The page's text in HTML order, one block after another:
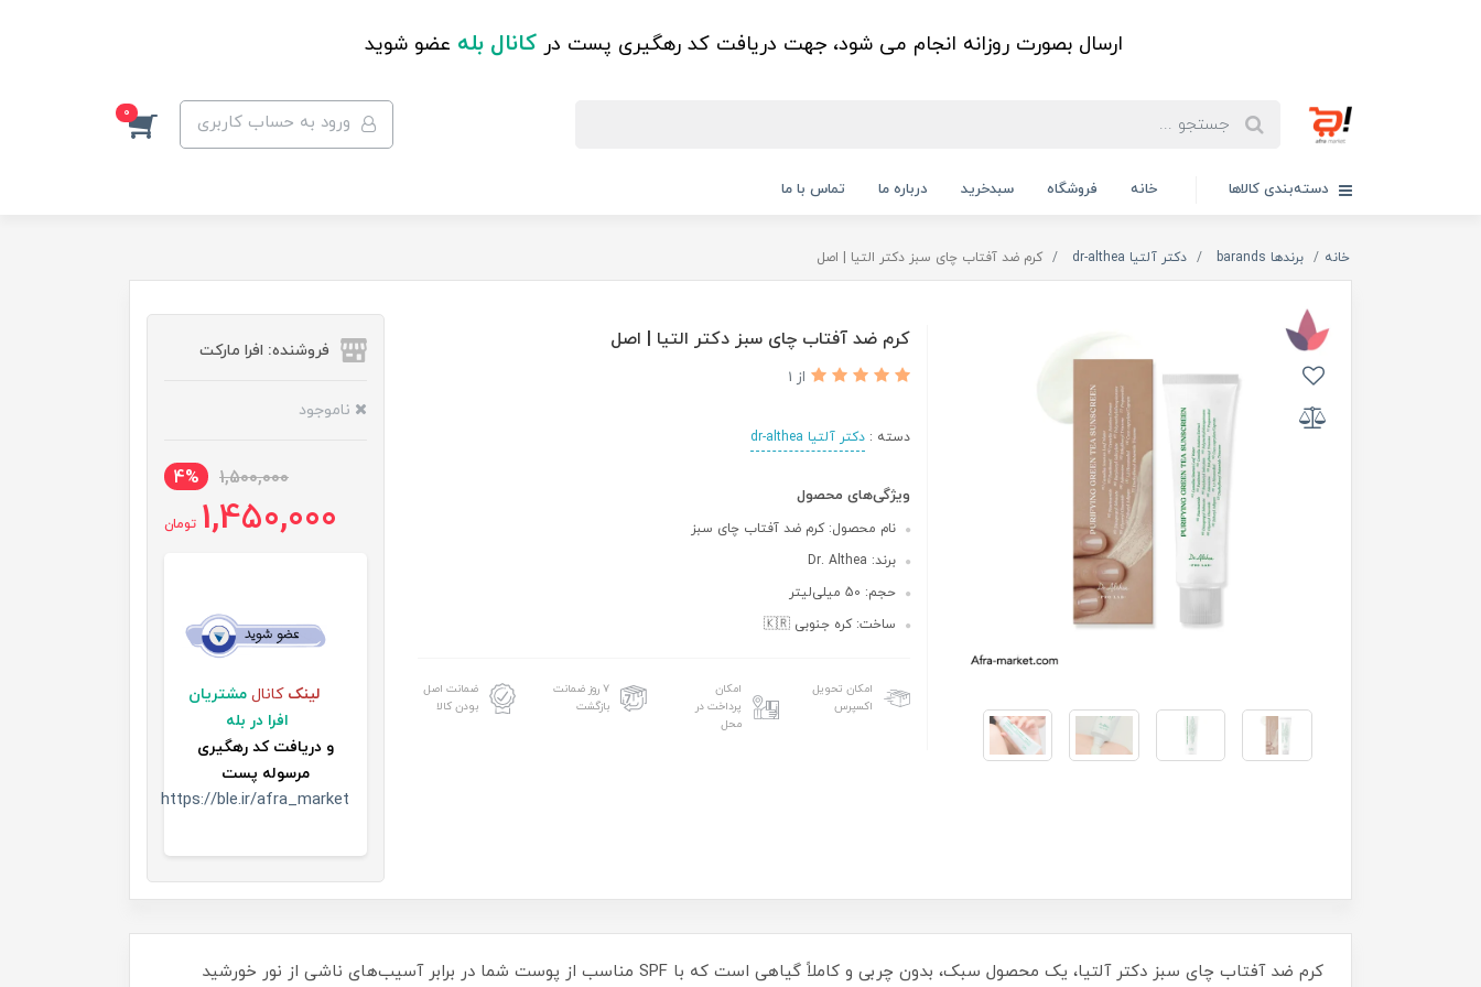
ارسال بصورت روزانه انجام می شود، جهت دریافت کد رهگیری پست در کانال بله عضو شوید
ورود به حساب کاربری 0
دسته‌بندی کالاها خانه فروشگاه سبدخرید درباره ما تماس با ما
خانه برندها barands دکتر آلتیا dr-althea کرم ضد آفتاب چای سبز دکتر التیا | اصل
کرم ضد آفتاب چای سبز دکتر التیا | اصل
از 1
دسته :دکتر آلتیا dr-althea
ویژگی‌های محصول
نام محصول: کرم ضد آفتاب چای سبز
برند: Dr. Althea
حجم: 50 میلی‌لیتر
ساخت: کره جنوبی 🇰🇷
امکان تحویل
اکسپرس
امکان
پرداخت در
محل
۷ روز ضمانت
بازگشت
ضمانت اصل
بودن کالا
فروشنده: افرا مارکت
ناموجود
1,500,000
4%
1,450,000 تومان
لینک کانال مشتریان
افرا در بله
و دریافت کد رهگیری
مرسوله پست
https://ble.ir/afra_market
کرم ضد آفتاب چای سبز دکتر آلتیا، یک محصول سبک، بدون چربی و کاملاً گیاهی است که با SPF مناسب از پوست شما در برابر آسیب‌های ناشی از نور خورشید